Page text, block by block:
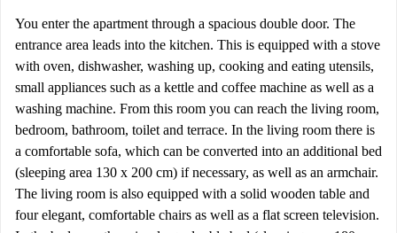
You enter the apartment through a spacious double door. The
entrance area leads into the kitchen. This is equipped with a stove
with oven, dishwasher, washing up, cooking and eating utensils,
small appliances such as a kettle and coffee machine as well as a
washing machine. From this room you can reach the living room,
bedroom, bathroom, toilet and terrace. In the living room there is
a comfortable sofa, which can be converted into an additional bed
(sleeping area 130 x 200 cm) if necessary, as well as an armchair.
The living room is also equipped with a solid wooden table and
four elegant, comfortable chairs as well as a flat screen television.